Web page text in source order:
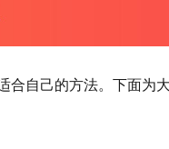
合自己的方法。下面为